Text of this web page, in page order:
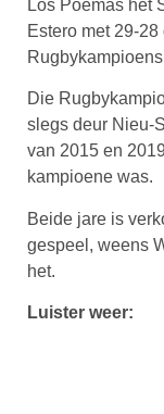
Los Poemas het
Estero met 29-
Die
slegs deur Nieu-
van 2015 en
kampioene was.
Beide jare is
gespeel, weens
het.
Luister weer: